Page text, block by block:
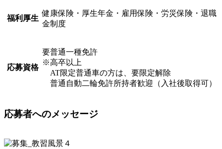
福利厚生
健康保険・厚生年金・雇用保険・労災保険・退職
金制度
応募資格
要普通一種免許
※高卒以上
AT限定普通車の方は、要限定解除
普通自動二輪免許所持者歓迎（入社後取得可）
応募者へのメッセージ